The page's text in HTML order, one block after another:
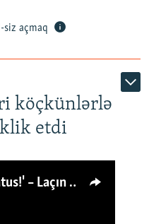
siz açmaq
köçkünlərlə
etdi
'Ya təklif olunan ev, ya status!' – Laçın köçkünü: 'Laçından başqa heç hara!'